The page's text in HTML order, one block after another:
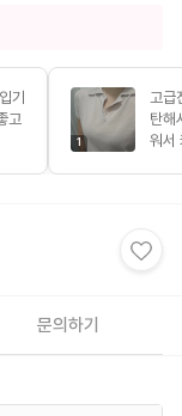
기
고
1
고급
탄해
워서
문의하기